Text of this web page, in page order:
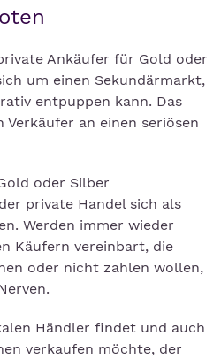
Ankäufer für Gold oder
um einen Sekundärmarkt,
entpuppen kann. Das
an einen seriösen
oder Silber
private Handel sich als
Werden immer wieder
Käufern vereinbart, die
oder nicht zahlen wollen,
Händler findet und auch
verkaufen möchte, der